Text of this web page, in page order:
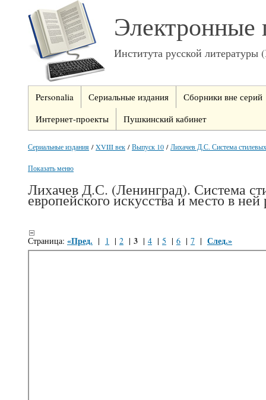
Электронные
Института русской
Personalia Сериальные издания
Сборники вне серий
Интернет-проекты
Пушкинский кабинет
Сериальные издания /XVIII век /Выпуск 10 /Лихачев Д.С. Система
Показать меню
Лихачев Д.С. (Ленинград). Система
европейского искусства и место в
Страница: «Пред. | 1 | 2 | 3 | 4 | 5 | 6 | 7 | След.»